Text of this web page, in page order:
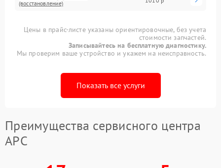
(восстановление)
Цены в прайс-листе указаны ориентировочные, без учета
стоимости запчастей.
Записывайтесь на бесплатную диагностику.
Мы проверим ваше устройство и укажем на неисправность.
Показать все услуги
Преимущества сервисного центра
APC